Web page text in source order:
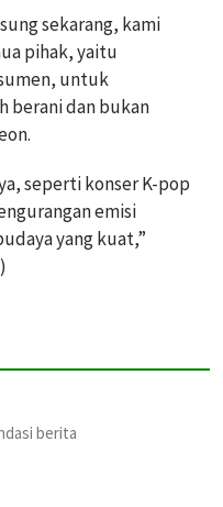
sekarang, kami
pihak, yaitu
untuk
berani dan bukan
seperti konser K-pop
emisi
yang kuat,”
berita